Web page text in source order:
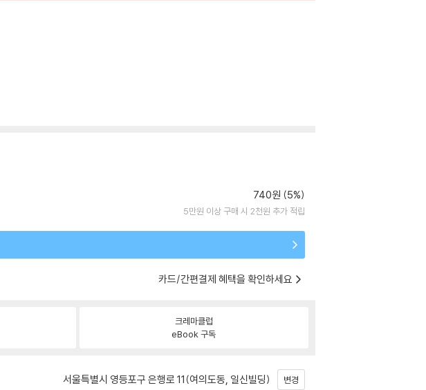
740원 (5%)
5만원 이상 구매 시 2천원 추가 적립
카드/간편결제 혜택을 확인하세요
크레마클럽
eBook 구독
서울특별시 영등포구 은행로 11(여의도동, 일신빌딩) 변경